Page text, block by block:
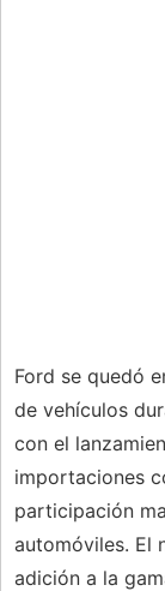
Ford se quedó
de vehículos
con el
importaciones
participación
automóviles. El
adición a la